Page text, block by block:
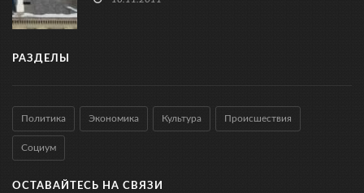
РАЗДЕЛЫ
Политика Экономика Культура Происшествия
Социум
ОСТАВАЙТЕСЬ НА СВЯЗИ